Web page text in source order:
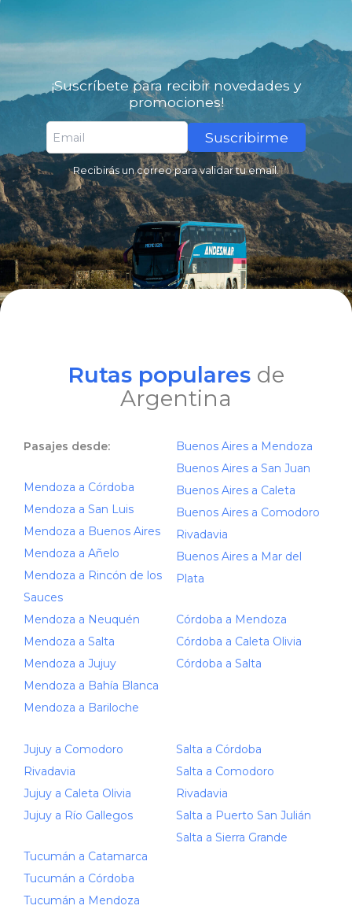
¡Suscríbete para recibir novedades y
promociones!
Suscribirme
Recibirás un correo para validar tu email.
Rutas populares de
Argentina
Pasajes desde:
Mendoza a Córdoba
Mendoza a San Luis
Mendoza a Buenos Aires
Mendoza a Añelo
Mendoza a Rincón de los
Sauces
Mendoza a Neuquén
Mendoza a Salta
Mendoza a Jujuy
Mendoza a Bahía Blanca
Mendoza a Bariloche
Buenos Aires a Mendoza
Buenos Aires a San Juan
Buenos Aires a Caleta
Buenos Aires a Comodoro
Rivadavia
Buenos Aires a Mar del
Plata
Córdoba a Mendoza
Córdoba a Caleta Olivia
Córdoba a Salta
Jujuy a Comodoro
Rivadavia
Jujuy a Caleta Olivia
Jujuy a Río Gallegos
Tucumán a Catamarca
Tucumán a Córdoba
Tucumán a Mendoza
Salta a Córdoba
Salta a Comodoro
Rivadavia
Salta a Puerto San Julián
Salta a Sierra Grande